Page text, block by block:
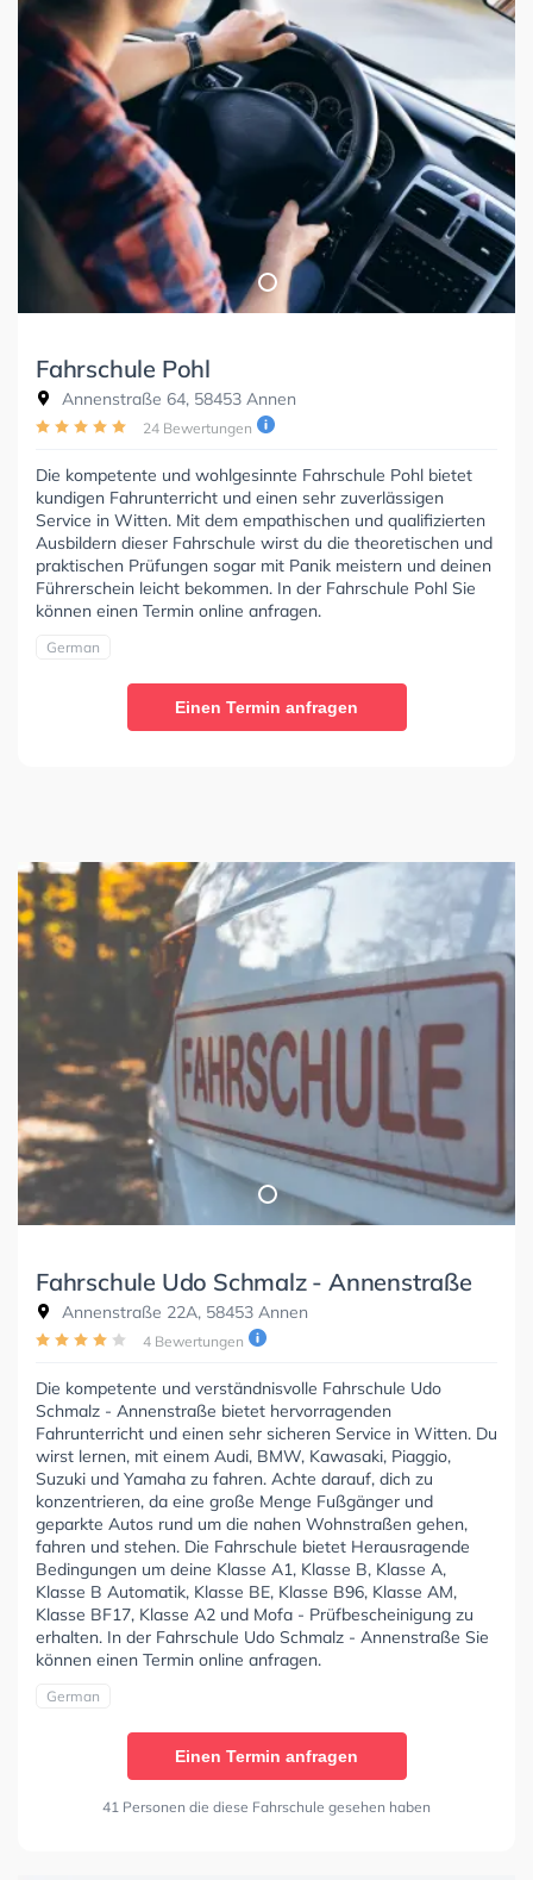
Fahrschule Pohl
Annenstraße 64, 58453 Annen
24 Bewertungen
Die kompetente und wohlgesinnte Fahrschule Pohl bietet
kundigen Fahrunterricht und einen sehr zuverlässigen
Service in Witten. Mit dem empathischen und qualifizierten
Ausbildern dieser Fahrschule wirst du die theoretischen und
praktischen Prüfungen sogar mit Panik meistern und deinen
Führerschein leicht bekommen. In der Fahrschule Pohl Sie
können einen Termin online anfragen.
German
Einen Termin anfragen
Fahrschule Udo Schmalz - Annenstraße
Annenstraße 22A, 58453 Annen
4 Bewertungen
Die kompetente und verständnisvolle Fahrschule Udo
Schmalz - Annenstraße bietet hervorragenden
Fahrunterricht und einen sehr sicheren Service in Witten. Du
wirst lernen, mit einem Audi, BMW, Kawasaki, Piaggio,
Suzuki und Yamaha zu fahren. Achte darauf, dich zu
konzentrieren, da eine große Menge Fußgänger und
geparkte Autos rund um die nahen Wohnstraßen gehen,
fahren und stehen. Die Fahrschule bietet Herausragende
Bedingungen um deine Klasse A1, Klasse B, Klasse A,
Klasse B Automatik, Klasse BE, Klasse B96, Klasse AM,
Klasse BF17, Klasse A2 und Mofa - Prüfbescheinigung zu
erhalten. In der Fahrschule Udo Schmalz - Annenstraße Sie
können einen Termin online anfragen.
German
Einen Termin anfragen
41 Personen die diese Fahrschule gesehen haben